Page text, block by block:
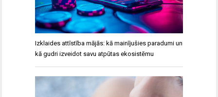
Izklaides attīstība mājās: kā mainījušies paradumi un
kā gudri izveidot savu atpūtas ekosistēmu